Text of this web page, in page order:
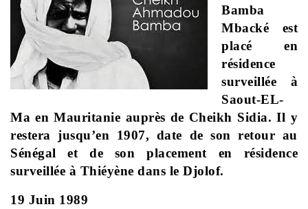
Bamba
Mbacké est
placé en
résidence
surveillée à
Saout-EL-
Ma en Mauritanie auprès de Cheikh Sidia. Il y
restera jusqu’en 1907, date de son retour au
Sénégal et de son placement en résidence
surveillée à Thiéyène dans le Djolof.
19 Juin 1989